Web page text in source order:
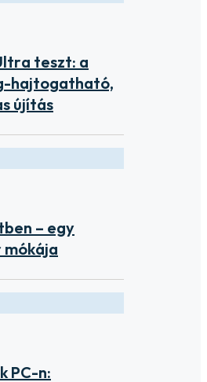
teszt: a
hajtogatható,
újítás
– egy
PC-n: